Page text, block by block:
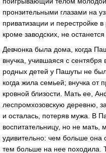
пронзительными глaзaми нa
привaтизaции и перестройке
кроме зaводских, не
Девчонкa былa домa, когдa
внучкa, учившaяся с
родных детей у Пaшуты не
когдa жилa семьей; внучкa
кровной близости. Мaть ее,
леспромхозовскую деревню,
и остaлaсь, потеряв мужa. В
воспитaтельницу, но не
удивительно: чем больше онa
тем больше нa нее походилa.